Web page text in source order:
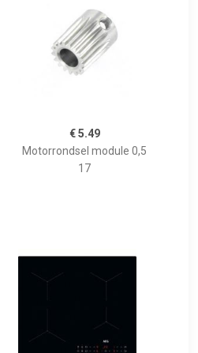
€ 5.49
Motorrondsel module 0,5
17